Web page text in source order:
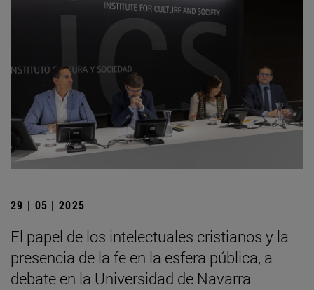
29 | 05 | 2025
El papel de los intelectuales cristianos y la
presencia de la fe en la esfera pública, a
debate en la Universidad de Navarra